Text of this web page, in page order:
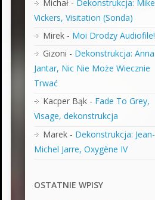
Michał- Dekonstrukcja: Mike
Vickers, Visitation (Sonda)
Mirek- Moi Drodzy Audiofile!
Gizoni - Dekonstrukcja: Anna
Jantar, Nic Nie Może Wiecznie
Trwać
Kacper Bąk- Fade To Grey,
Visage, dekonstrukcja
Marek- Dekonstrukcja: Jean-
Michel Jarre, Oxygène IV
OSTATNIE WPISY